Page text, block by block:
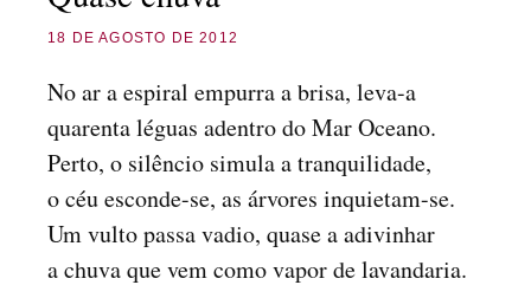
18 DE AGOSTO DE 2012
No ar a espiral empurra a brisa, leva-a
quarenta léguas adentro do Mar Oceano.
Perto, o silêncio simula a tranquilidade,
o céu esconde-se, as árvores inquietam-se.
Um vulto passa vadio, quase a adivinhar
a chuva que vem como vapor de lavandaria.